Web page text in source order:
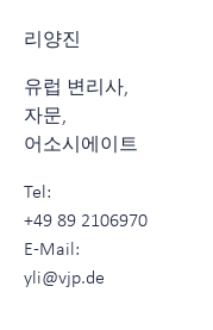
리양진
유럽 변리사,
자문,
어소시에이트
Tel:
+49 89 2106970
E-Mail:
yli@vjp.de